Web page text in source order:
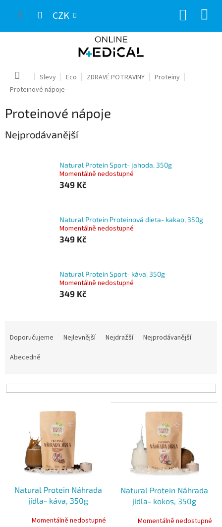
CZK
Domů Slevy Eco ZDRAVÉ POTRAVINY
Proteiny
Proteinové nápoje
Proteinové nápoje
Nejprodávanější
Natural Protein Sport- jahoda, 350g
Momentálně nedostupné
349 Kč
Natural Protein Proteinová dieta- kakao, 350g
Momentálně nedostupné
349 Kč
Natural Protein Sport- káva, 350g
Momentálně nedostupné
349 Kč
p
Doporučujeme Nejlevnější Nejdražší
Nejprodávanější
Abecedně
Natural Protein Náhrada
jídla- káva, 350g
Momentálně nedostupné
Natural Protein Náhrada
jídla- kokos, 350g
Momentálně nedostupné